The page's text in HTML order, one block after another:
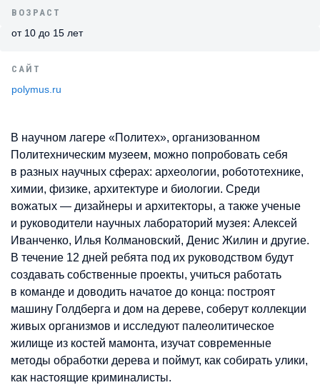
ВОЗРАСТ
от 10 до 15 лет
САЙТ
polymus.ru
В научном лагере «Политех», организованном
Политехническим музеем, можно попробовать себя
в разных научных сферах: археологии, робототехнике,
химии, физике, архитектуре и биологии. Среди
вожатых — дизайнеры и архитекторы, а также ученые
и руководители научных лабораторий музея: Алексей
Иванченко, Илья Колмановский, Денис Жилин и другие.
В течение 12 дней ребята под их руководством будут
создавать собственные проекты, учиться работать
в команде и доводить начатое до конца: построят
машину Голдберга и дом на дереве, соберут коллекции
живых организмов и исследуют палеолитическое
жилище из костей мамонта, изучат современные
методы обработки дерева и поймут, как собирать улики,
как настоящие криминалисты.